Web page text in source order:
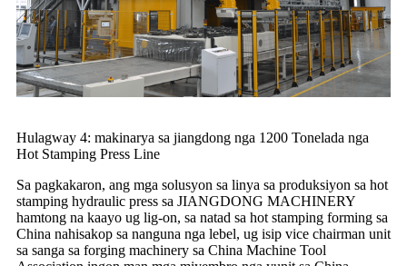
Hulagway 4: makinarya sa jiangdong nga 1200 Tonelada nga
Hot Stamping Press Line
Sa pagkakaron, ang mga solusyon sa linya sa produksiyon sa hot
stamping hydraulic press sa JIANGDONG MACHINERY
hamtong na kaayo ug lig-on, sa natad sa hot stamping forming sa
China nahisakop sa nanguna nga lebel, ug isip vice chairman unit
sa sanga sa forging machinery sa China Machine Tool